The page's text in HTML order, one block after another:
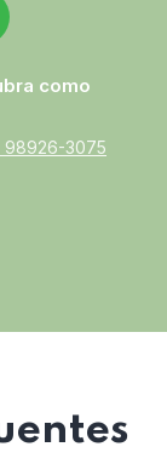
como
98926-3075